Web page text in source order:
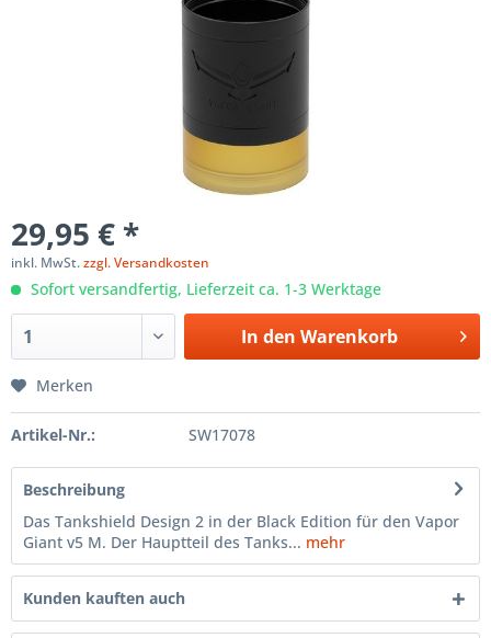
29,95 € *
inkl. MwSt.zzgl. Versandkosten
Sofort versandfertig, Lieferzeit ca. 1-3 Werktage
In den Warenkorb
Merken
Artikel-Nr.: SW17078
Beschreibung
Das Tankshield Design 2 in der Black Edition für den Vapor
Giant v5 M. Der Hauptteil des Tanks... mehr
Kunden kauften auch